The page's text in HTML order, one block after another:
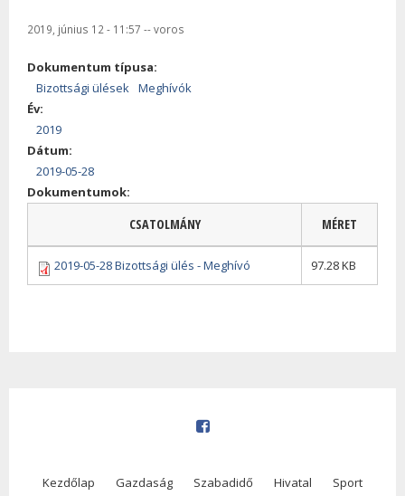
2019, június 12 - 11:57 --voros
Dokumentum típusa:
Bizottsági ülések
Meghívók
Év:
2019
Dátum:
2019-05-28
Dokumentumok:
CSATOLMÁNY MÉRET
2019-05-28 Bizottsági ülés - Meghívó 97.28 KB
Kezdőlap Gazdaság Szabadidő Hivatal
Sport